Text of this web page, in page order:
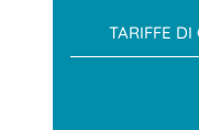
TARIFFE